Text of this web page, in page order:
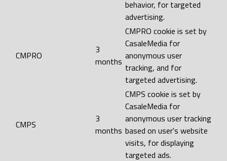
behavior, for targeted
advertising.
CMPRO
3
months
CMPRO cookie is set by
CasaleMedia for
anonymous user
tracking, and for
targeted advertising.
CMPS
3
months
CMPS cookie is set by
CasaleMedia for
anonymous user tracking
based on user's website
visits, for displaying
targeted ads.